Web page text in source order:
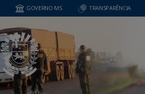
GOVERNO MS TRANSPARÊNCIA